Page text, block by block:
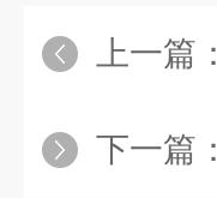
上一篇：
下一篇：